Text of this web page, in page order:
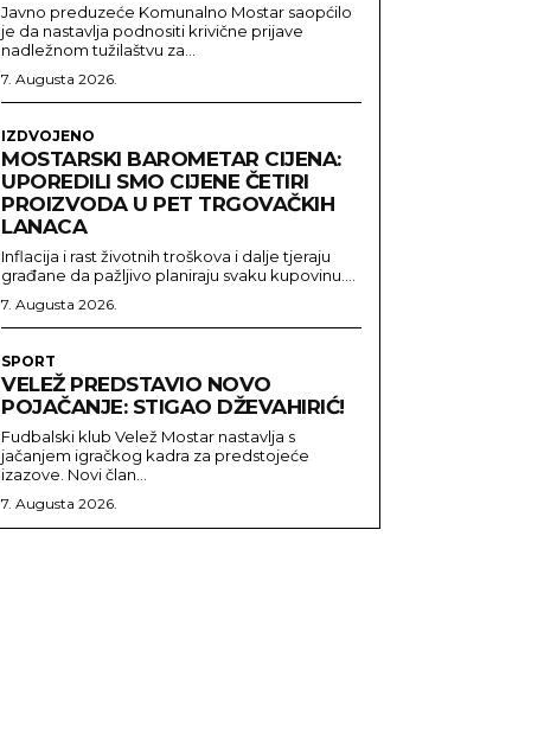
Javno preduzeće Komunalno Mostar saopćilo
je da nastavlja podnositi krivične prijave
nadležnom tužilaštvu za...
7. Augusta 2026.
IZDVOJENO
MOSTARSKI BAROMETAR CIJENA:
UPOREDILI SMO CIJENE ČETIRI
PROIZVODA U PET TRGOVAČKIH
LANACA
Inflacija i rast životnih troškova i dalje tjeraju
građane da pažljivo planiraju svaku kupovinu....
7. Augusta 2026.
SPORT
VELEŽ PREDSTAVIO NOVO
POJAČANJE: STIGAO DŽEVAHIRIĆ!
Fudbalski klub Velež Mostar nastavlja s
jačanjem igračkog kadra za predstojeće
izazove. Novi član...
7. Augusta 2026.